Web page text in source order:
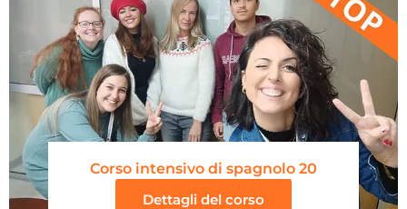
Corso intensivo di spagnolo 20
Dettagli del corso